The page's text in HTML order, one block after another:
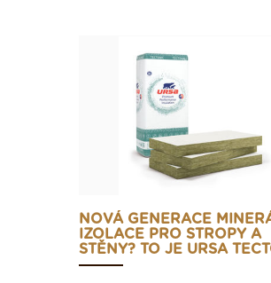
NOVÁ GENERACE
IZOLACE PRO STROPY A
STĚNY? TO JE URSA